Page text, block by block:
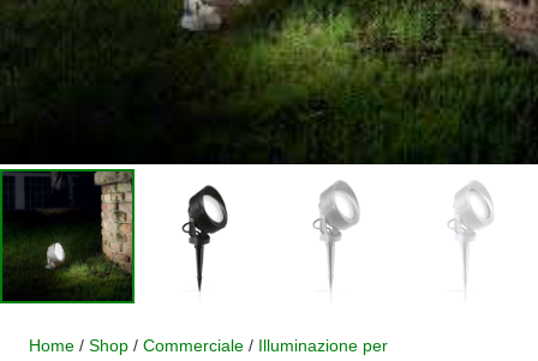
Home / Shop / Commerciale / Illuminazione per